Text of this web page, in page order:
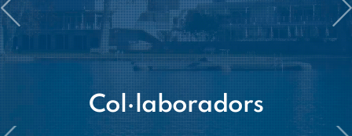
Col·laboradors